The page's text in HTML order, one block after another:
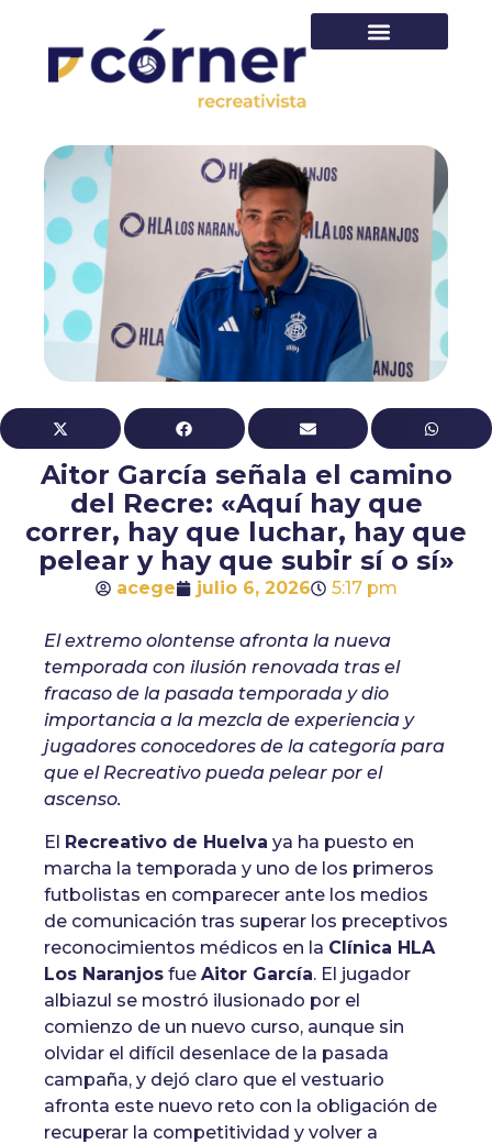
Aitor García señala el camino
del Recre: «Aquí hay que
correr, hay que luchar, hay que
pelear y hay que subir sí o sí»
acege julio 6, 2026 5:17 pm
El extremo olontense afronta la nueva
temporada con ilusión renovada tras el
fracaso de la pasada temporada y dio
importancia a la mezcla de experiencia y
jugadores conocedores de la categoría para
que el Recreativo pueda pelear por el
ascenso.
El Recreativo de Huelva ya ha puesto en
marcha la temporada y uno de los primeros
futbolistas en comparecer ante los medios
de comunicación tras superar los preceptivos
reconocimientos médicos en la Clínica HLA
Los Naranjos fue Aitor García. El jugador
albiazul se mostró ilusionado por el
comienzo de un nuevo curso, aunque sin
olvidar el difícil desenlace de la pasada
campaña, y dejó claro que el vestuario
afronta este nuevo reto con la obligación de
recuperar la competitividad y volver a